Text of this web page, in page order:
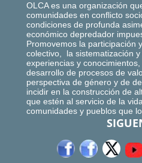
OLCA es una organización
comunidades en conflicto
condiciones de profunda
económico depredador
Promovemos la participación
colectivo, la sistematización
experiencias y
desarrollo de procesos de
perspectiva de género y de
incidir en la construcción de
que estén al servicio de la
comunidades y pueblos que